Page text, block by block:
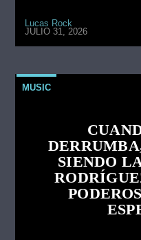
Lucas Rock
JULIO 31, 2026
MUSIC
SIENDO